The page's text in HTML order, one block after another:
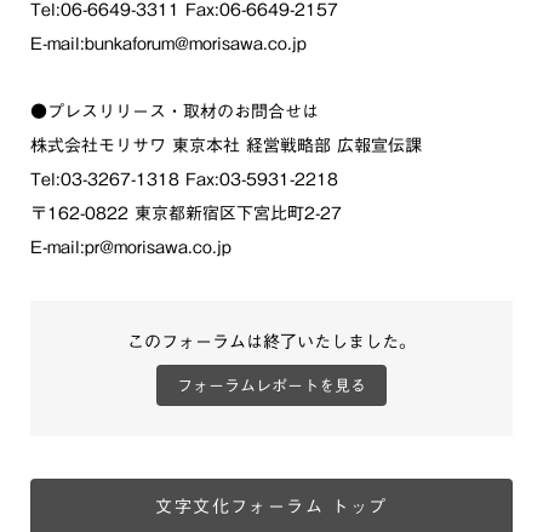
Tel:06-6649-3311 Fax:06-6649-2157
E-mail:bunkaforum@morisawa.co.jp
●プレスリリース・取材のお問合せは
株式会社モリサワ 東京本社 経営戦略部 広報宣伝課
Tel:03-3267-1318 Fax:03-5931-2218
〒162-0822 東京都新宿区下宮比町2-27
E-mail:pr@morisawa.co.jp
このフォーラムは終了いたしました。
フォーラムレポートを見る
文字文化フォーラム トップ